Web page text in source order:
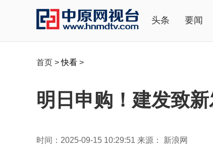
头条 要闻
首页 >快看 >
明日申购！建发致
时间：2025-09-15 10:29:51 来源： 新浪网